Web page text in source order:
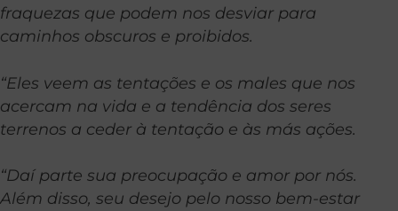
fraquezas que podem nos desviar para
caminhos obscuros e proibidos.
“Eles veem as tentações e os males que nos
acercam na vida e a tendência dos seres
terrenos a ceder à tentação e às más ações.
“Daí parte sua preocupação e amor por nós.
Além disso, seu desejo pelo nosso bem-estar